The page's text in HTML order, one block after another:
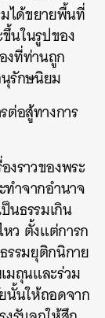
มได้ขยายพื้นที่
นในรูปของ
งที่ท่านถูก
รักษนิยม
ต่อสู้ทางการ
งราวของพระ
ำจากอำนาจ
นธรรมเกิน
ว ตั้งแต่การก
รรมยุติกนิกาย
มถุนและร่วม
นั้นให้ถอดจาก